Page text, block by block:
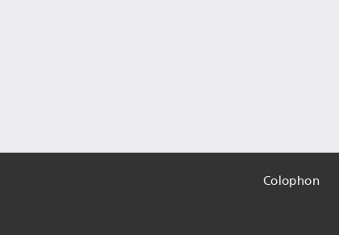
Colophon